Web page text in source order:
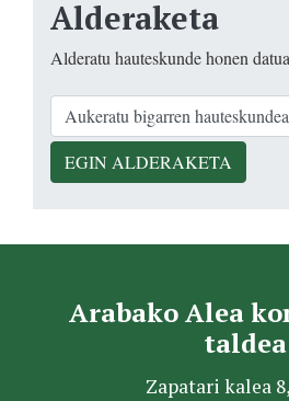
Alderaketa
Alderatu hauteskunde honen
EGIN ALDERAKETA
Arabako Alea
taldea
Zapatari kalea